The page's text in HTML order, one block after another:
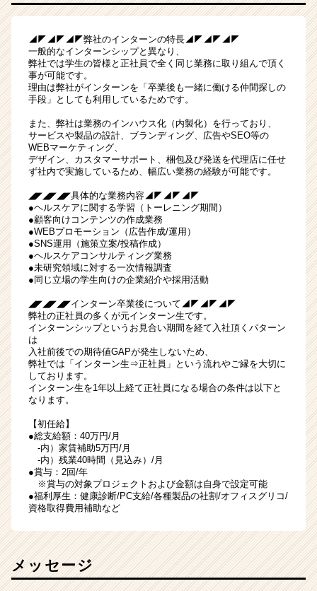
◢◤◢◤◢◤弊社のインターンの特長◢◤◢◤◢◤
一般的なインターンシップと異なり、
弊社では学生の皆様と正社員で全く同じ業務に取り組んで頂く
事が可能です。
理由は弊社がインターンを「卒業後も一緒に働ける仲間探しの
手段」としても利用しているためです。
また、弊社は業務のインハウス化（内製化）を行っており、
サービスや製品の設計、ブランディング、広告やSEO等の
WEBマーケティング、
デザイン、カスタマーサポート、梱包及び発送を代理店に任せ
ず社内で実施しているため、幅広い業務の経験が可能です。
◢◤◢◤◢◤具体的な業務内容◢◤◢◤◢◤
●ヘルスケアに関する学習（トーレニング期間）
●顧客向けコンテンツの作成業務
●WEBプロモーション（広告作成/運用）
●SNS運用（施策立案/投稿作成）
●ヘルスケアコンサルティング業務
●未研究領域に対する一次情報調査
●同じ立場の学生向けの企業紹介や採用活動
◢◤◢◤◢◤インターン卒業後について◢◤◢◤◢◤
弊社の正社員の多くが元インターン生です。
インターンシップというお見合い期間を経て入社頂くパターン
は
入社前後での期待値GAPが発生しないため、
弊社では「インターン生⇒正社員」という流れやご縁を大切に
しております。
インターン生を1年以上経て正社員になる場合の条件は以下と
なります。
【初任給】
●総支給額：40万円/月
-内）家賃補助5万円/月
-内）残業40時間（見込み）/月
●賞与：2回/年
※賞与の対象プロジェクトおよび金額は自身で設定可能
●福利厚生：健康診断/PC支給/各種製品の社割/オフィスグリコ/
資格取得費用補助など
メッセージ